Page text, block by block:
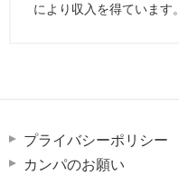
により収入を得ています。
プライバシーポリシー
カンパのお願い